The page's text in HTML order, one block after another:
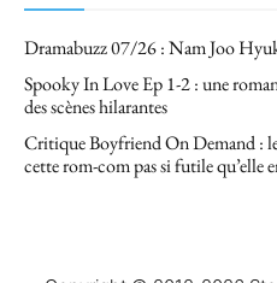
Dramabuzz 07/26 : Nam Joo
Spooky In Love Ep 1-2 : une
des scènes hilarantes
Critique Boyfriend On Demand :
cette rom-com pas si futile qu’elle